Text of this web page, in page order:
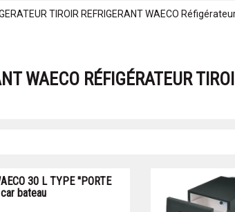
TIROIR REFRIGERANT WAECO
WAECO RÉFIGÉRATEUR
30 L TYPE ''PORTE
bateau